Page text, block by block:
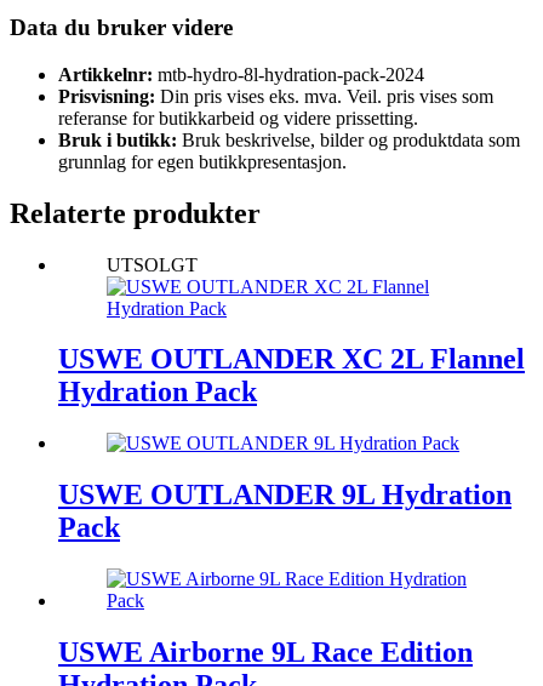
Data du bruker videre
Artikkelnr: mtb-hydro-8l-hydration-pack-2024
Prisvisning: Din pris vises eks. mva. Veil. pris vises som
referanse for butikkarbeid og videre prissetting.
Bruk i butikk: Bruk beskrivelse, bilder og produktdata som
grunnlag for egen butikkpresentasjon.
Relaterte produkter
UTSOLGT
USWE OUTLANDER XC 2L Flannel
Hydration Pack
USWE OUTLANDER 9L Hydration
Pack
USWE Airborne 9L Race Edition